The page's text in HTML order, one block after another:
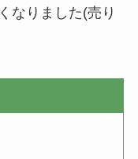
なりました(売り